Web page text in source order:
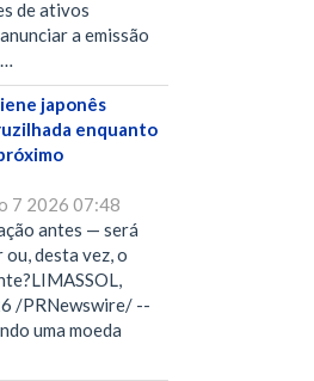
de ativos
a emissão
japonês
enquanto
7 2026 07:48
antes — será
desta vez, o
/PRNewswire/ --
uma moeda